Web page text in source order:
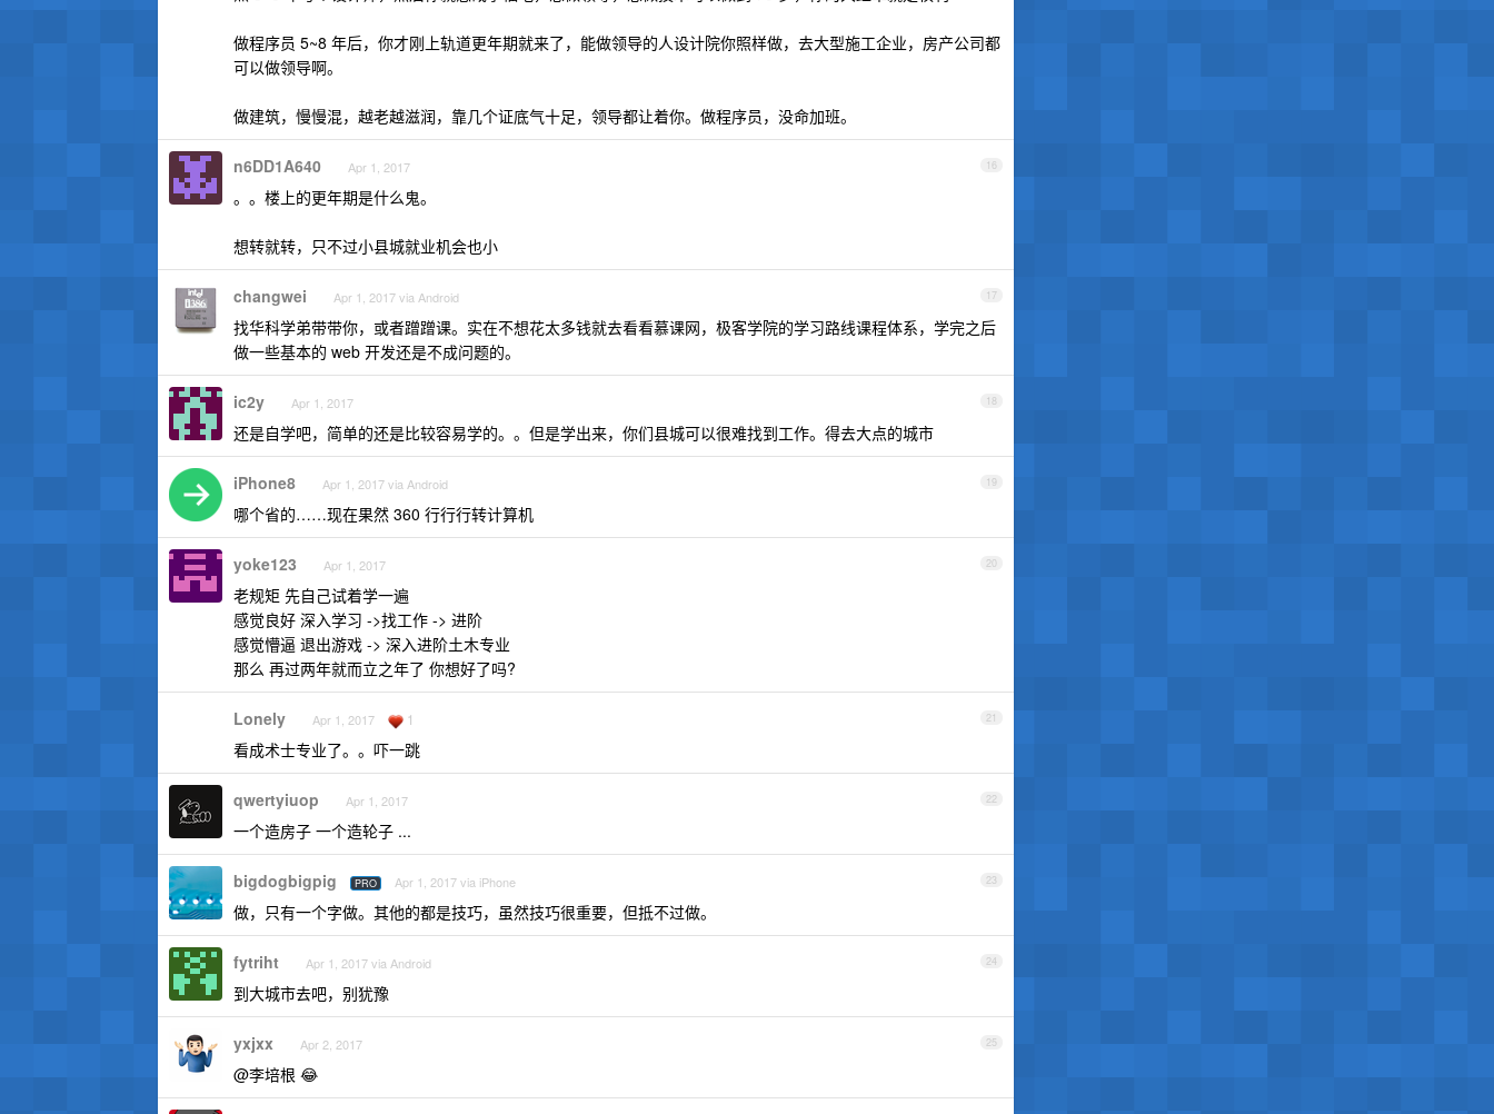
做程序员 5~8 年后，你才刚上轨道更年期就来了，能做领导的人设计院你照样做，去大型施工企业，房产公司都
可以做领导啊。
做建筑，慢慢混，越老越滋润，靠几个证底气十足，领导都让着你。做程序员，没命加班。
16
n6DD1A640 Apr 1, 2017
。。楼上的更年期是什么鬼。
想转就转，只不过小县城就业机会也小
17
changwei Apr 1, 2017 via Android
找华科学弟带带你，或者蹭蹭课。实在不想花太多钱就去看看慕课网，极客学院的学习路线课程体系，学完之后
做一些基本的 web 开发还是不成问题的。
18
ic2y Apr 1, 2017
还是自学吧，简单的还是比较容易学的。。但是学出来，你们县城可以很难找到工作。得去大点的城市
19
iPhone8 Apr 1, 2017 via Android
哪个省的……现在果然 360 行行行转计算机
20
yoke123 Apr 1, 2017
老规矩 先自己试着学一遍
感觉良好 深入学习 ->找工作 -> 进阶
感觉懵逼 退出游戏 -> 深入进阶土木专业
那么 再过两年就而立之年了 你想好了吗?
21
Lonely Apr 1, 2017 1
看成术士专业了。。吓一跳
22
qwertyiuop Apr 1, 2017
一个造房子 一个造轮子 ...
23
bigdogbigpig PRO Apr 1, 2017 via iPhone
做，只有一个字做。其他的都是技巧，虽然技巧很重要，但抵不过做。
24
fytriht Apr 1, 2017 via Android
到大城市去吧，别犹豫
25
yxjxx Apr 2, 2017
@李培根 😂️